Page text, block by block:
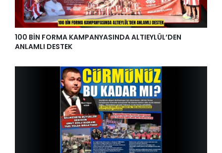
100 BİN FORMA KAMPANYASINDA ALTIEYLÜL’DEN
ANLAMLI DESTEK